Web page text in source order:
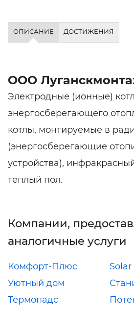
ОПИСАНИЕ ДОСТИЖЕНИЯ
ООО
Электродные (ионные)
энергосберегающего
котлы, монтируемые в
(энергосберегающие
устройства),
теплый пол.
Компании,
аналогичные услуги
Комфорт-Плюс
Уютный дом
Термопадс